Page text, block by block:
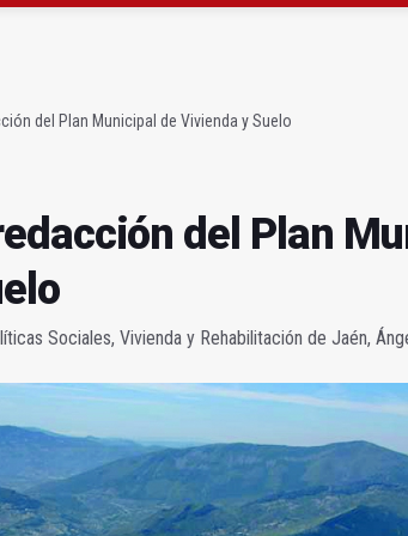
del Plan Municipal de Vivienda y Suelo
del Plan
Sociales, Vivienda y Rehabilitación de Jaén,